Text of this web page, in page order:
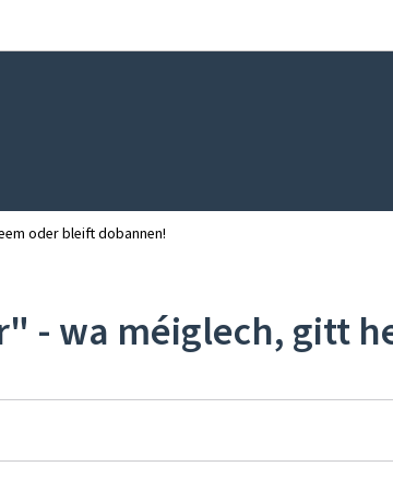
oder bleift dobannen!
- wa méiglech, gitt